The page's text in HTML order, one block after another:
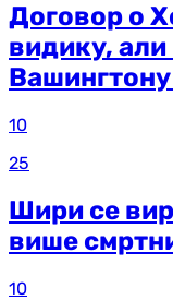
Договор о
видику,
10
25
Шири се
више
10